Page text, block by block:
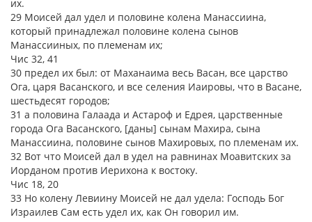
их.
29 Моисей дал удел и половине колена Манассиина,
который принадлежал половине колена сынов
Манассииных, по племенам их;
Чис 32, 41
30 предел их был: от Маханаима весь Васан, все царство
Ога, царя Васанского, и все селения Иаировы, что в Васане,
шестьдесят городов;
31 а половина Галаада и Астароф и Едрея, царственные
города Ога Васанского, [даны] сынам Махира, сына
Манассиина, половине сынов Махировых, по племенам их.
32 Вот что Моисей дал в удел на равнинах Моавитских за
Иорданом против Иерихона к востоку.
Чис 18, 20
33 Но колену Левиину Моисей не дал удела: Господь Бог
Израилев Сам есть удел их, как Он говорил им.